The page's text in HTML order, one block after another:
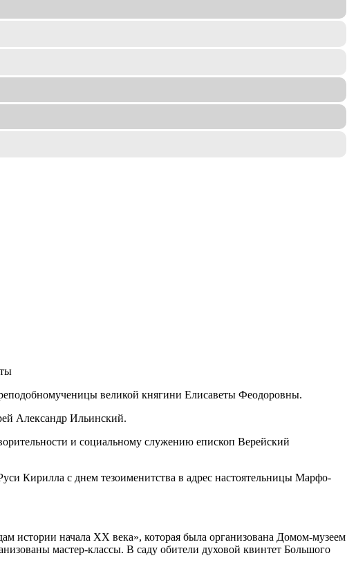
великой княгини Елисаветы Феодоровны.
Александр Ильинский.
и социальному служению епископ Верейский
Кирилла с днем тезоименитства в адрес настоятельницы Марфо-
истории начала XX века», которая была организована Домом-музеем
мастер-классы. В саду обители духовой квинтет Большого